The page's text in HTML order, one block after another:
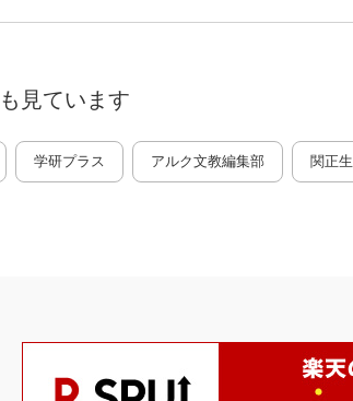
も見ています
学研プラス アルク文教編集部 関正生